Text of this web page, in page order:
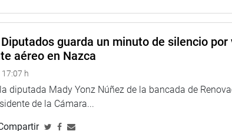
guarda un minuto de silencio
aéreo en Nazca
h
diputada Mady Yonz Núñez de la bancada de
de la Cámara...